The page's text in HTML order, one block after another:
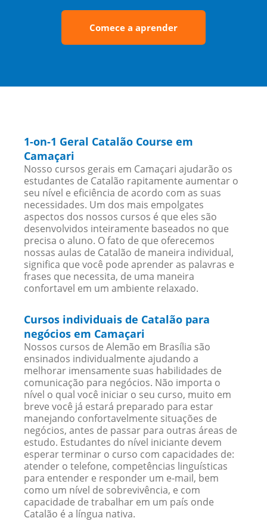
Comece a aprender
1-on-1 Geral Catalão Course em
Camaçari
Nosso cursos gerais em Camaçari ajudarão os
estudantes de Catalão rapitamente aumentar o
seu nível e eficiência de acordo com as suas
necessidades. Um dos mais empolgates
aspectos dos nossos cursos é que eles são
desenvolvidos inteiramente baseados no que
precisa o aluno. O fato de que oferecemos
nossas aulas de Catalão de maneira individual,
significa que você pode aprender as palavras e
frases que necessita, de uma maneira
confortavel em um ambiente relaxado.
Cursos individuais de Catalão para
negócios em Camaçari
Nossos cursos de Alemão em Brasília são
ensinados individualmente ajudando a
melhorar imensamente suas habilidades de
comunicação para negócios. Não importa o
nível o qual você iniciar o seu curso, muito em
breve você já estará preparado para estar
manejando confortavelmente situações de
negócios, antes de passar para outras áreas de
estudo. Estudantes do nível iniciante devem
esperar terminar o curso com capacidades de:
atender o telefone, competências linguísticas
para entender e responder um e-mail, bem
como um nível de sobrevivência, e com
capacidade de trabalhar em um país onde
Catalão é a língua nativa.